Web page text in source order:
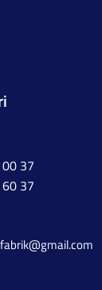
37
37